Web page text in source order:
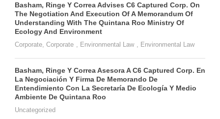
Basham, Ringe Y Correa Advises C6 Captured Corp. On
The Negotiation And Execution Of A Memorandum Of
Understanding With The Quintana Roo Ministry Of
Ecology And Environment
Corporate Corporate Environmental Law Environmental Law
Basham, Ringe Y Correa Asesora A C6 Captured Corp. En
La Negociación Y Firma De Memorando De
Entendimiento Con La Secretaría De Ecología Y Medio
Ambiente De Quintana Roo
Uncategorized